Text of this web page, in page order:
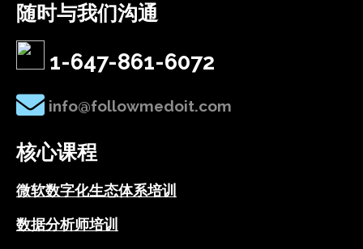
随时与我们沟通
1-647-861-6072
info@followmedoit.com
核心课程
微软数字化生态体系培训
数据分析师培训